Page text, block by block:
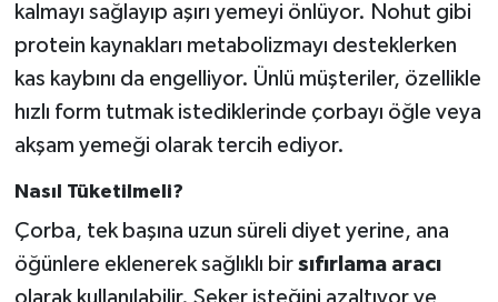
kalmayı sağlayıp aşırı yemeyi önlüyor. Nohut gibi
protein kaynakları metabolizmayı desteklerken
kas kaybını da engelliyor. Ünlü müşteriler, özellikle
hızlı form tutmak istediklerinde çorbayı öğle veya
akşam yemeği olarak tercih ediyor.
Nasıl Tüketilmeli?
Çorba, tek başına uzun süreli diyet yerine, ana
öğünlere eklenerek sağlıklı bir sıfırlama aracı
olarak kullanılabilir. Şeker isteğini azaltıyor ve